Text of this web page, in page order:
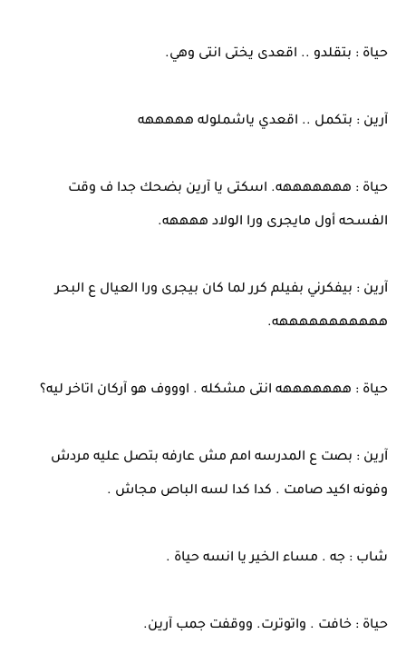
حياة : بتقلدو .. اقعدى يختى انتى وهي.
آرين : بتكمل .. اقعدي ياشملوله هههههه
حياة : هههههههه. اسكتى يا آرين بضحك جدا ف وقت
الفسحه أول مايجرى ورا الولاد ههههه.
آرين : بيفكرني بفيلم كرر لما كان بيجرى ورا العيال ع البحر
هههههههههههه.
حياة : هههههههه انتى مشكله . اوووف هو آركان اتاخر ليه؟
آرين : بصت ع المدرسه امم مش عارفه بتصل عليه مردش
وفونه اكيد صامت . كدا كدا لسه الباص مجاش .
شاب : جه . مساء الخير يا انسه حياة .
حياة : خافت . واتوترت. ووقفت جمب آرين.